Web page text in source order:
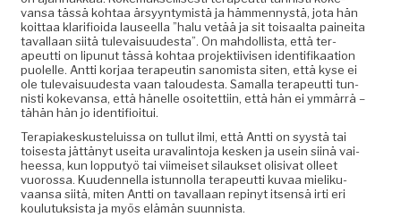
vansa tässä kohtaa ärsyyn­tymistä ja häm­men­nys­tä, jota hän
koit­taa klar­i­fioi­da lauseel­la ”halu vetää ja sit toisaal­ta painei­ta
taval­laan siitä tule­vaisu­ud­es­ta”. On mah­dol­lista, että ter­
apeut­ti on lipunut tässä kohtaa pro­jek­ti­ivisen iden­ti­fikaa­tion
puolelle. Antti kor­jaa ter­apeutin san­omista siten, että kyse ei
ole tule­vaisu­ud­es­ta vaan taloud­es­ta. Samal­la ter­apeut­ti tun­
nisti koke­vansa, että hänelle osoitet­ti­in, että hän ei ymmär­rä –
tähän hän jo identifioitui.
Ter­api­akeskusteluis­sa on tul­lut ilmi, että Antti on syys­tä tai
tois­es­ta jät­tänyt usei­ta uraval­in­to­ja kesken ja usein siinä vai­
heessa, kun lop­putyö tai viimeiset silauk­set oli­si­vat olleet
vuorossa. Kuu­den­nel­la istun­nol­la ter­apeut­ti kuvaa mieliku­
vaansa siitä, miten Antti on taval­laan repinyt itsen­sä irti eri
koulu­tuk­sista ja myös elämän suunnista.